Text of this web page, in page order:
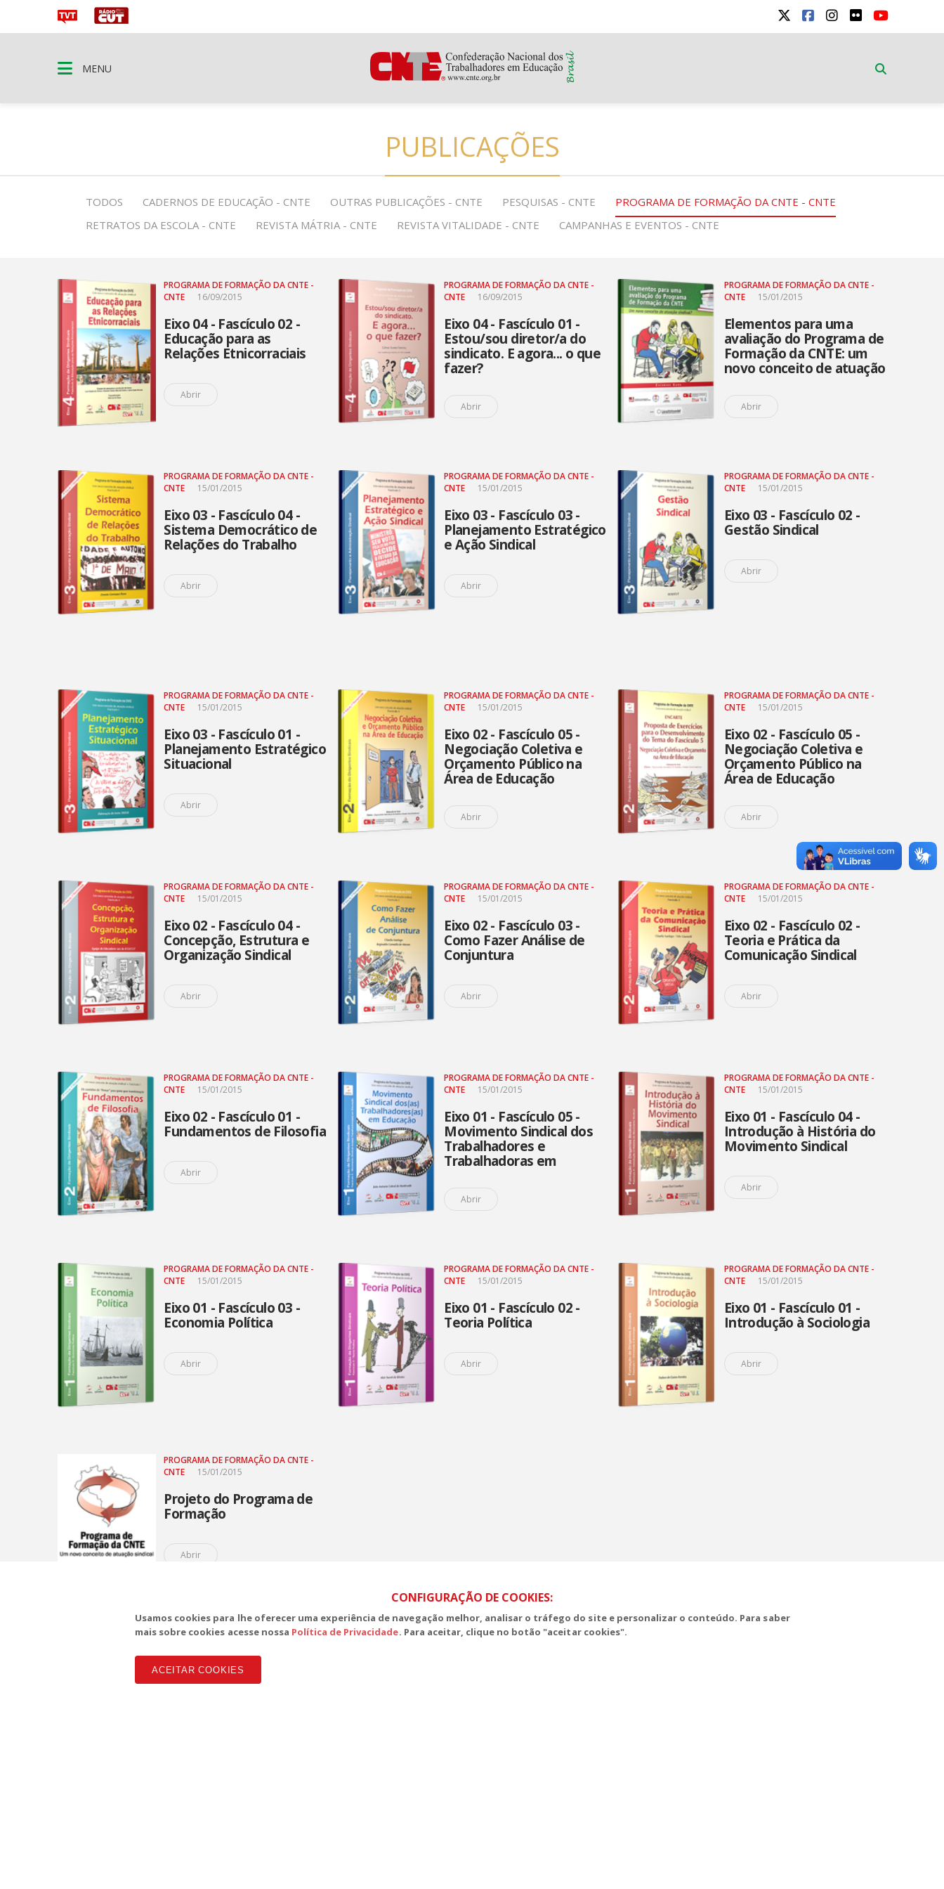
MENU
PUBLICAÇÕES
TODOS CADERNOS DE EDUCAÇÃO - CNTE OUTRAS PUBLICAÇÕES - CNTE PESQUISAS - CNTE
PROGRAMA DE FORMAÇÃO DA CNTE - CNTE
RETRATOS DA ESCOLA - CNTE
REVISTA MÁTRIA - CNTE REVISTA VITALIDADE - CNTE CAMPANHAS E EVENTOS - CNTE
PROGRAMA DE FORMAÇÃO DA CNTE -
CNTE
16/09/2015
Eixo 04 - Fascículo 02 -
Educação para as
Relações Etnicorraciais
Abrir
PROGRAMA DE FORMAÇÃO DA CNTE -
CNTE
16/09/2015
Eixo 04 - Fascículo 01 -
Estou/sou diretor/a do
sindicato. E agora... o que
fazer?
Abrir
PROGRAMA DE FORMAÇÃO DA CNTE -
CNTE
15/01/2015
Elementos para uma
avaliação do Programa de
Formação da CNTE: um
novo conceito de atuação
Abrir
PROGRAMA DE FORMAÇÃO DA CNTE -
CNTE
15/01/2015
Eixo 03 - Fascículo 04 -
Sistema Democrático de
Relações do Trabalho
Abrir
PROGRAMA DE FORMAÇÃO DA CNTE -
CNTE
15/01/2015
Eixo 03 - Fascículo 03 -
Planejamento Estratégico
e Ação Sindical
Abrir
PROGRAMA DE FORMAÇÃO DA CNTE -
CNTE
15/01/2015
Eixo 03 - Fascículo 02 -
Gestão Sindical
Abrir
PROGRAMA DE FORMAÇÃO DA CNTE -
CNTE
15/01/2015
Eixo 03 - Fascículo 01 -
Planejamento Estratégico
Situacional
Abrir
PROGRAMA DE FORMAÇÃO DA CNTE -
CNTE
15/01/2015
Eixo 02 - Fascículo 05 -
Negociação Coletiva e
Orçamento Público na
Área de Educação
Abrir
PROGRAMA DE FORMAÇÃO DA CNTE -
CNTE
15/01/2015
Eixo 02 - Fascículo 05 -
Negociação Coletiva e
Orçamento Público na
Área de Educação
Abrir
PROGRAMA DE FORMAÇÃO DA CNTE -
CNTE
15/01/2015
Eixo 02 - Fascículo 04 -
Concepção, Estrutura e
Organização Sindical
Abrir
PROGRAMA DE FORMAÇÃO DA CNTE -
CNTE
15/01/2015
Eixo 02 - Fascículo 03 -
Como Fazer Análise de
Conjuntura
Abrir
PROGRAMA DE FORMAÇÃO DA CNTE -
CNTE
15/01/2015
Eixo 02 - Fascículo 02 -
Teoria e Prática da
Comunicação Sindical
Abrir
PROGRAMA DE FORMAÇÃO DA CNTE -
CNTE
15/01/2015
Eixo 02 - Fascículo 01 -
Fundamentos de Filosofia
Abrir
PROGRAMA DE FORMAÇÃO DA CNTE -
CNTE
15/01/2015
Eixo 01 - Fascículo 05 -
Movimento Sindical dos
Trabalhadores e
Trabalhadoras em
Abrir
PROGRAMA DE FORMAÇÃO DA CNTE -
CNTE
15/01/2015
Eixo 01 - Fascículo 04 -
Introdução à História do
Movimento Sindical
Abrir
PROGRAMA DE FORMAÇÃO DA CNTE -
CNTE
15/01/2015
Eixo 01 - Fascículo 03 -
Economia Política
Abrir
PROGRAMA DE FORMAÇÃO DA CNTE -
CNTE
15/01/2015
Eixo 01 - Fascículo 02 -
Teoria Política
Abrir
PROGRAMA DE FORMAÇÃO DA CNTE -
CNTE
15/01/2015
Eixo 01 - Fascículo 01 -
Introdução à Sociologia
Abrir
PROGRAMA DE FORMAÇÃO DA CNTE -
CNTE
15/01/2015
Projeto do Programa de
Formação
Abrir
CONFIGURAÇÃO DE COOKIES:
Usamos cookies para lhe oferecer uma experiência de navegação melhor, analisar o tráfego do site e personalizar o conteúdo. Para saber
mais sobre cookies acesse nossa Política de Privacidade. Para aceitar, clique no botão "aceitar cookies".
ACEITAR COOKIES